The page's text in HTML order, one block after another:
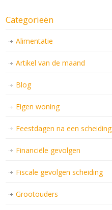
Categorieën
Alimentatie
Artikel van de maand
Blog
Eigen woning
Feestdagen na een scheiding
Financiële gevolgen
Fiscale gevolgen scheiding
Grootouders